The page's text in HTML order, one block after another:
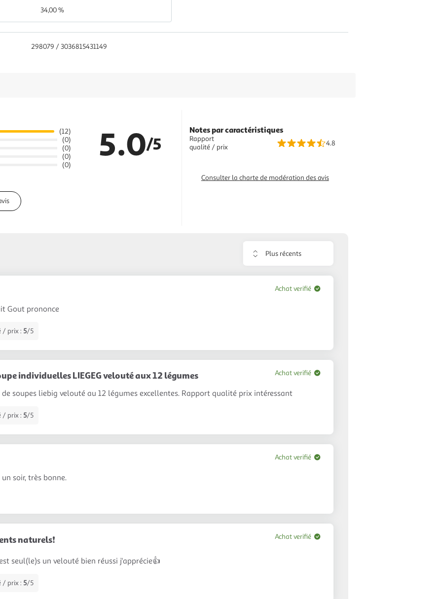
34,00 %
298079 / 3036815431149
(12)
(0)
(0)
(0)
(0)
5.0/5
Notes par caractéristiques
Rapport
qualité / prix
4.8
Consulter la charte de modération des avis
Trier
avis
Gout prononce
/ prix : 5/5
Achat verifié
individuelles LIEGEG velouté aux 12 légumes
de soupes liebig velouté au 12 légumes excellentes. Rapport qualité prix intéressant
/ prix : 5/5
Achat verifié
soir, très bonne.
Achat verifié
naturels❗
seul(le)s un velouté bien réussi j'apprécie👍
/ prix : 5/5
Achat verifié